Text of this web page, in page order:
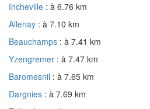
Incheville : à 6.76 km
Allenay : à 7.10 km
Beauchamps : à 7.41 km
Yzengremer : à 7.47 km
Baromesnil : à 7.65 km
Dargnies : à 7.69 km